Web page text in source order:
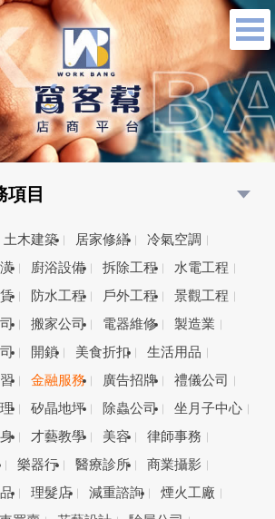
項目
土木建築 居家修繕
冷氣空調
廚浴設備 拆除工程
水電工程
防水工程 戶外工程
景觀工程
搬家公司 電器維修
製造業
開鎖 美食折扣
生活用品
金融服務 廣告招牌
禮儀公司
矽晶地坪 除蟲公司
坐月子中心
才藝教學 美容
律師事務
樂器行 醫療診所
商業攝影
理髮店 減重諮詢
煙火工廠